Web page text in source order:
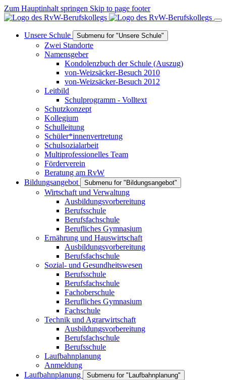
Zum Hauptinhalt springen Skip to page footer
Unsere Schule Submenu for "Unsere Schule"
Zwei Standorte
Namensgeber
Kondolenzbuch der Schule (Auszug)
von-Weizsäcker-Besuch 2010
von-Weizsäcker-Besuch 2012
Leitbild
Schulprogramm - Volltext
Schutzkonzept
Kollegium
Schulleitung
Schüler*innenvertretung
Schulsozialarbeit
Multiprofessionelles Team
Förderverein
Beratung am RvW
Bildungsangebot
Submenu for "Bildungsangebot"
Wirtschaft und Verwaltung
Ausbildungsvorbereitung
Berufsschule
Berufsfachschule
Berufliches Gymnasium
Ernährung und Hauswirtschaft
Ausbildungsvorbereitung
Berufsfachschule
Sozial- und Gesundheitswesen
Berufsschule
Berufsfachschule
Fachoberschule
Berufliches Gymnasium
Fachschule
Technik und Agrarwirtschaft
Ausbildungsvorbereitung
Berufsfachschule
Berufsschule
Laufbahnplanung
Anmeldung
Laufbahnplanung
Submenu for "Laufbahnplanung"